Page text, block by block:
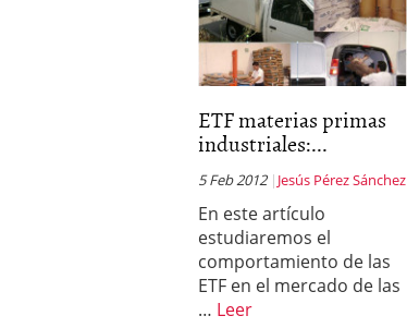
ETF materias primas
industriales:...
5 Feb 2012 Jesús Pérez Sánchez
En este artículo
estudiaremos el
comportamiento de las
ETF en el mercado de las
… Leer